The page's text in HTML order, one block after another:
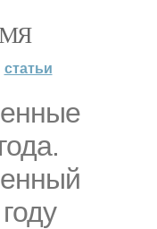
статьи